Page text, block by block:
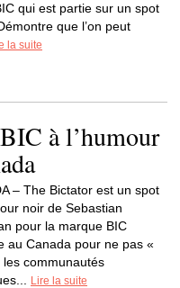
qui est partie sur un spot
que l’on peut
la suite
à l’humour
– The Bictator est un spot
noir de Sebastian
pour la marque BIC
au Canada pour ne pas «
les communautés
Lire la suite